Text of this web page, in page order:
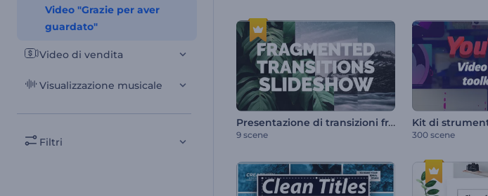
Video "Grazie per aver
guardato"
Video di vendita
Visualizzazione musicale
Filtri
Presentazione di transizioni frammentate
9 scene 300 scene